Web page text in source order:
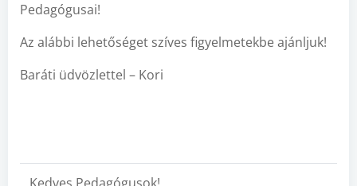
Pedagógusai!
Az alábbi lehetőséget szíves figyelmetekbe ajánljuk!
Baráti üdvözlettel – Kori